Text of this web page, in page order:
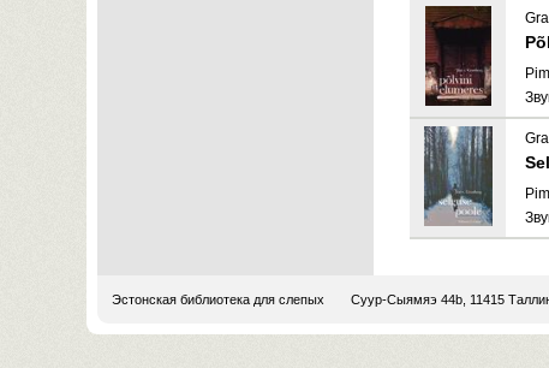
Эстонская библиотека для слепых Суур-Сыямяэ 44b, 11415